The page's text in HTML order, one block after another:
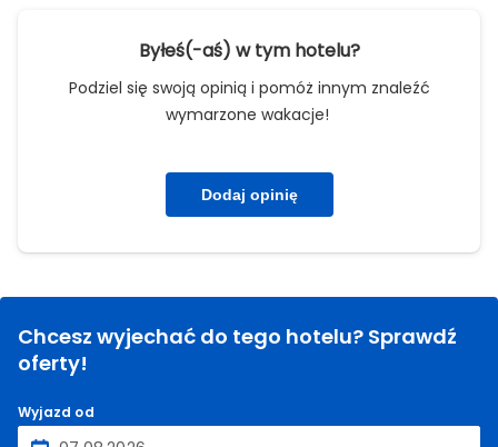
trochę luksusu w tropiku. Tego brak.
Byłeś(-aś) w tym hotelu?
Podziel się swoją opinią i pomóż innym znaleźć
wymarzone wakacje!
Dodaj opinię
Chcesz wyjechać do tego hotelu? Sprawdź
oferty!
Wyjazd od